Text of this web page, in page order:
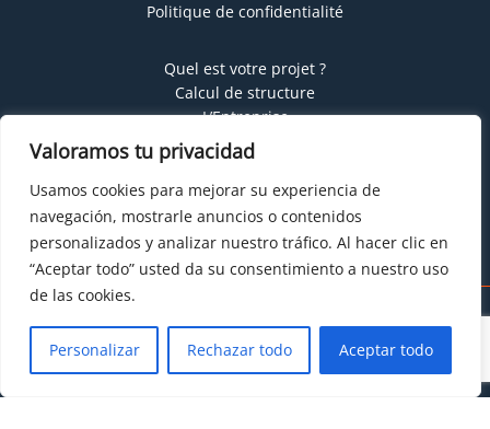
Valoramos tu privacidad
Usamos cookies para mejorar su experiencia de
navegación, mostrarle anuncios o contenidos
personalizados y analizar nuestro tráfico. Al hacer clic en
“Aceptar todo” usted da su consentimiento a nuestro uso
de las cookies.
Personalizar Rechazar todo Aceptar todo
Politique de confidentialité
Quel est votre projet ?
Calcul de structure
L’Entreprise
Processus Jansa
Produits
Projets
Servicios
Copyright © 2026 Jansa Metal